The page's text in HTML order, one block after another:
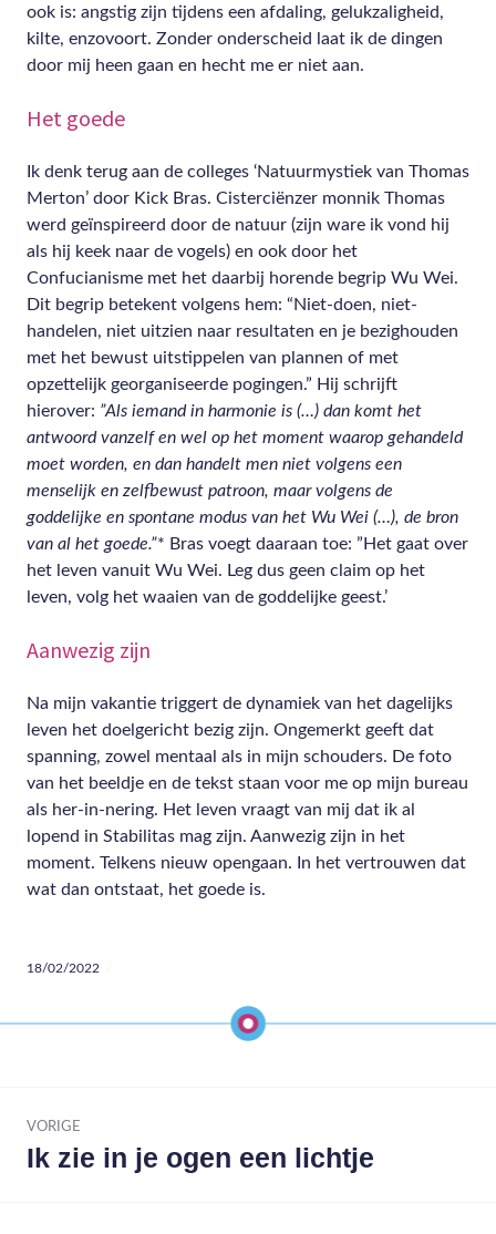
ook is: angstig zijn tijdens een afdaling, gelukzaligheid,
kilte, enzovoort. Zonder onderscheid laat ik de dingen
door mij heen gaan en hecht me er niet aan.
Het goede
Ik denk terug aan de colleges ‘Natuurmystiek van Thomas
Merton’ door Kick Bras. Cisterciënzer monnik Thomas
werd geïnspireerd door de natuur (zijn ware ik vond hij
als hij keek naar de vogels) en ook door het
Confucianisme met het daarbij horende begrip Wu Wei.
Dit begrip betekent volgens hem: “Niet-doen, niet-
handelen, niet uitzien naar resultaten en je bezighouden
met het bewust uitstippelen van plannen of met
opzettelijk georganiseerde pogingen.” Hij schrijft
hierover: ”Als iemand in harmonie is (…) dan komt het
antwoord vanzelf en wel op het moment waarop gehandeld
moet worden, en dan handelt men niet volgens een
menselijk en zelfbewust patroon, maar volgens de
goddelijke en spontane modus van het Wu Wei (…), de bron
van al het goede.”* Bras voegt daaraan toe: ”Het gaat over
het leven vanuit Wu Wei. Leg dus geen claim op het
leven, volg het waaien van de goddelijke geest.’
Aanwezig zijn
Na mijn vakantie triggert de dynamiek van het dagelijks
leven het doelgericht bezig zijn. Ongemerkt geeft dat
spanning, zowel mentaal als in mijn schouders. De foto
van het beeldje en de tekst staan voor me op mijn bureau
als her-in-nering. Het leven vraagt van mij dat ik al
lopend in Stabilitas mag zijn. Aanwezig zijn in het
moment. Telkens nieuw opengaan. In het vertrouwen dat
wat dan ontstaat, het goede is.
18/02/2022
Geluk,
navigatie
VORIGE
Vorig
Ik zie in je ogen een lichtje